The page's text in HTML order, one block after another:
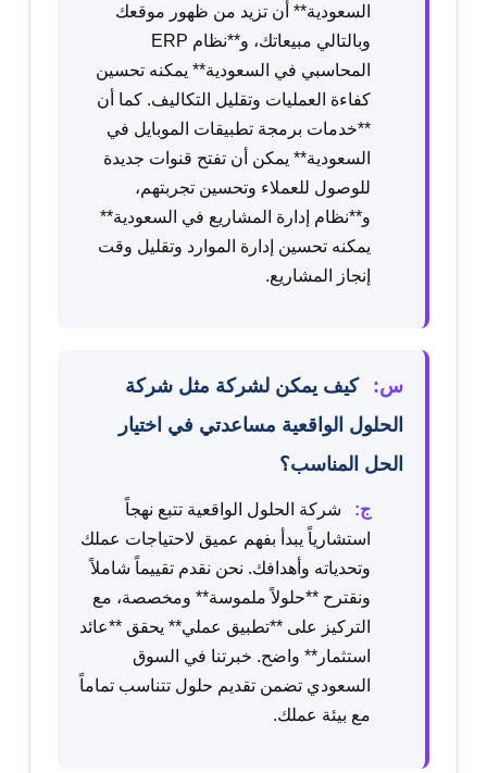
السعودية** أن تزيد من ظهور موقعك
وبالتالي مبيعاتك، و**نظام ERP
المحاسبي في السعودية** يمكنه تحسين
كفاءة العمليات وتقليل التكاليف. كما أن
**خدمات برمجة تطبيقات الموبايل في
السعودية** يمكن أن تفتح قنوات جديدة
للوصول للعملاء وتحسين تجربتهم،
و**نظام إدارة المشاريع في السعودية**
يمكنه تحسين إدارة الموارد وتقليل وقت
إنجاز المشاريع.
س:
كيف يمكن لشركة مثل شركة
الحلول الواقعية مساعدتي في اختيار
الحل المناسب؟
ج:
شركة الحلول الواقعية تتبع نهجاً
استشارياً يبدأ بفهم عميق لاحتياجات عملك
وتحدياته وأهدافك. نحن نقدم تقييماً شاملاً
ونقترح **حلولاً ملموسة** ومخصصة، مع
التركيز على **تطبيق عملي** يحقق **عائد
استثمار** واضح. خبرتنا في السوق
السعودي تضمن تقديم حلول تتناسب تماماً
مع بيئة عملك.